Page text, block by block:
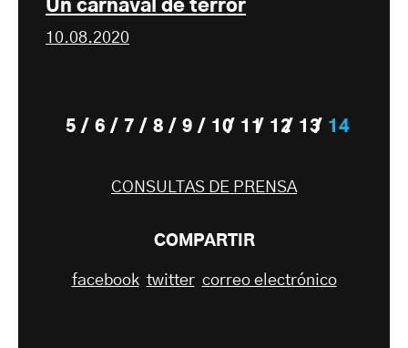
Un carnaval de terror
10.08.2020
5 6 7 8 9 10 11 12 13 14
CONSULTAS DE PRENSA
COMPARTIR
facebook twitter correo electrónico